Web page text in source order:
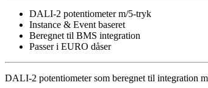
RGB
scener
BMS
DALI-2 potentiometer m/5-tryk
Instance & Event baseret
Beregnet til BMS integration
Passer i EURO dåser
DALI-2 potentiometer som beregnet til integration